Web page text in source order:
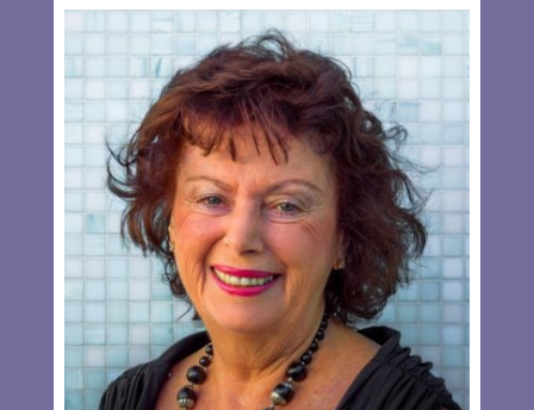
ajungi la Sankt Petersburg!”Douăzeci de ani mai târziu
ajung și eu la Leningrad, într-o lună iulie cu nopți
luminoase până spre trei dimineața. Aș vrea să vă pot
face să simțiți senzația nopților albe, când crezi că
amurgul nu vrea să te părăsească, dar simt că anumite
trăiri nu pot fi împărtășite cu adevărat, ci trebuie verificate
la fața locului. E uluitor cum te învăluie calmul nopții
albe.
Read more…
JUL 29, 2021 16 COMMENTS